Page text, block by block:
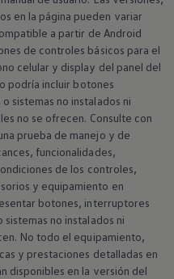
en la página pueden variar
a partir de Android
de controles básicos para el
celular y display del panel del
podría incluir botones
sistemas no instalados ni
no se ofrecen. Consulte con
prueba de manejo y de
funcionalidades,
de los controles,
y equipamiento en
botones, interruptores
no instalados ni
No todo el equipamiento,
y prestaciones detalladas en
disponibles en la versión del